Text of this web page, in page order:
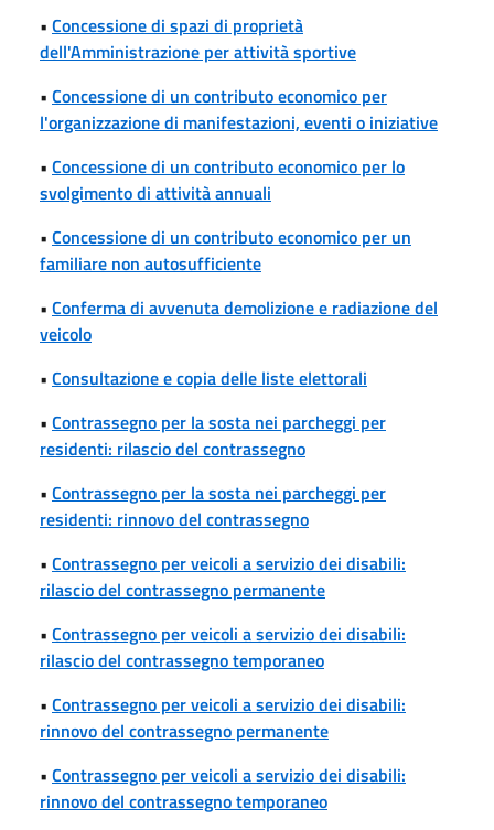
• Concessione di spazi di proprietà
dell'Amministrazione per attività sportive
• Concessione di un contributo economico per
l'organizzazione di manifestazioni, eventi o iniziative
• Concessione di un contributo economico per lo
svolgimento di attività annuali
• Concessione di un contributo economico per un
familiare non autosufficiente
• Conferma di avvenuta demolizione e radiazione del
veicolo
• Consultazione e copia delle liste elettorali
• Contrassegno per la sosta nei parcheggi per
residenti: rilascio del contrassegno
• Contrassegno per la sosta nei parcheggi per
residenti: rinnovo del contrassegno
• Contrassegno per veicoli a servizio dei disabili:
rilascio del contrassegno permanente
• Contrassegno per veicoli a servizio dei disabili:
rilascio del contrassegno temporaneo
• Contrassegno per veicoli a servizio dei disabili:
rinnovo del contrassegno permanente
• Contrassegno per veicoli a servizio dei disabili:
rinnovo del contrassegno temporaneo